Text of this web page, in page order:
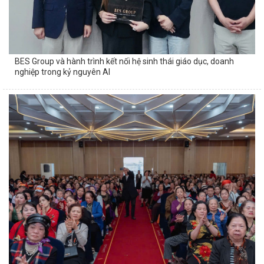
BES Group và hành trình kết nối hệ sinh thái giáo dục, doanh
nghiệp trong kỷ nguyên AI